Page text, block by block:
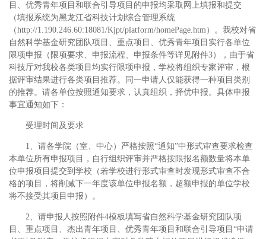
目、优秀青年项目和联合引导项目的申报均采取网上填报和提交
（填报系统为黑龙江省科技计划综合管理系统
（http://1.190.246.60:18081/Kjpt/platform/homePage.htm）。我校对省
自然科学基金研究团队项目、重点项目、优秀青年项目实行各单位
限项申报（限项要求、申报流程、申报条件等详见附件3），由于省
科技厅对我校各类项目均实行限项申报，学校将组织专家评审，根
据评审结果进行各类项目推荐。同一申请人仅能获得一种项目类别
的推荐。请各单位按照通知要求，认真组织，择优申报。具体申报
事宜通知如下：
受理时间及要求
1、请各学院（室、中心）严格按照“通知”中形式审查要求检查
本单位所有申报项目，自行组织评审并严格按限报名额数量将本单
位申报项目提交到学校（若学校进行形式审查时发现形式审查不合
格的项目，将削减下一年度该单位申报名额，超额申报的单位学校
将不接受其项目申报）。
2、请申报人按照附件4模板填写省自然科学基金研究团队项
目、重点项目、杰出青年项目、优秀青年项目和联合引导项目 “申请